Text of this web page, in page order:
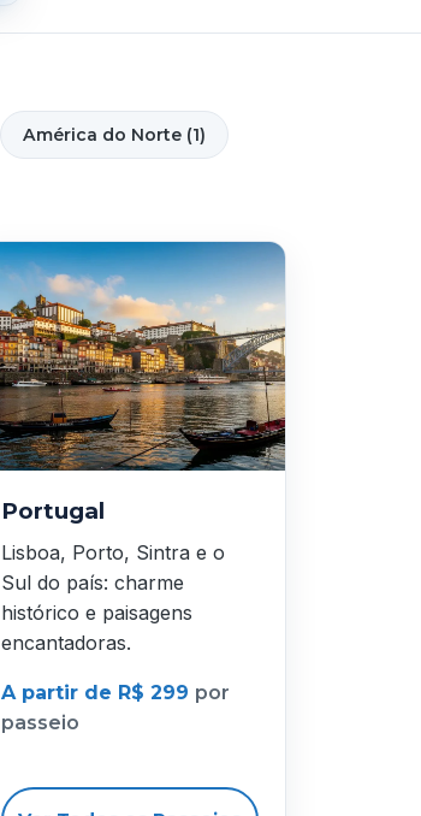
América do Norte (1)
Portugal
Lisboa, Porto, Sintra e o
Sul do país: charme
histórico e paisagens
encantadoras.
A partir de R$ 299 por
passeio